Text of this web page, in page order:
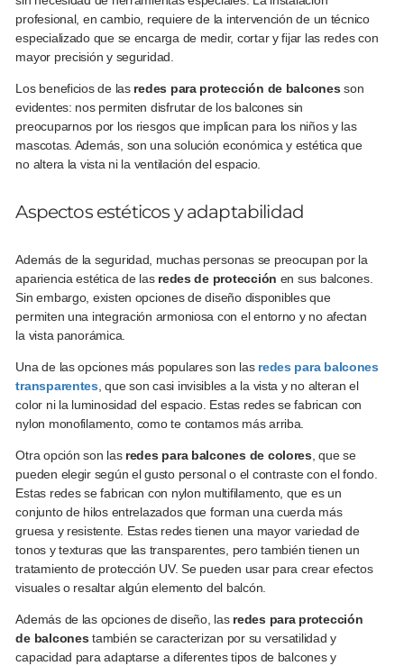
profesional, en cambio, requiere de la intervención de un técnico
especializado que se encarga de medir, cortar y fijar las redes con
mayor precisión y seguridad.
Los beneficios de las redes para protección de balcones son
evidentes: nos permiten disfrutar de los balcones sin
preocuparnos por los riesgos que implican para los niños y las
mascotas. Además, son una solución económica y estética que
no altera la vista ni la ventilación del espacio.
Aspectos estéticos y adaptabilidad
Además de la seguridad, muchas personas se preocupan por la
apariencia estética de las redes de protección en sus balcones.
Sin embargo, existen opciones de diseño disponibles que
permiten una integración armoniosa con el entorno y no afectan
la vista panorámica.
Una de las opciones más populares son las redes para balcones
transparentes, que son casi invisibles a la vista y no alteran el
color ni la luminosidad del espacio. Estas redes se fabrican con
nylon monofilamento, como te contamos más arriba.
Otra opción son las redes para balcones de colores, que se
pueden elegir según el gusto personal o el contraste con el fondo.
Estas redes se fabrican con nylon multifilamento, que es un
conjunto de hilos entrelazados que forman una cuerda más
gruesa y resistente. Estas redes tienen una mayor variedad de
tonos y texturas que las transparentes, pero también tienen un
tratamiento de protección UV. Se pueden usar para crear efectos
visuales o resaltar algún elemento del balcón.
Además de las opciones de diseño, lasredes para protección
de balcones también se caracterizan por su versatilidad y
capacidad para adaptarse a diferentes tipos de balcones y